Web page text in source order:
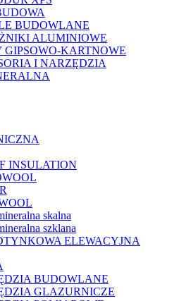
BUDOWLANE
ALUMINIOWE
GIPSOWO-KARTNOWE
I NARZĘDZIA
INSULATION
skalna
szklana
ELEWACYJNA
BUDOWLANE
GLAZURNICZE